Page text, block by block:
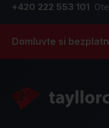
+420 222 553 101
Domluvte si